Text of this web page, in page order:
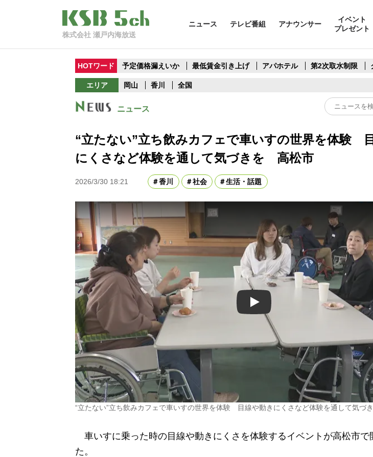
株式会社 瀬戸内海放送
ニュース テレビ番組 アナウンサー
イベント
プレゼント
HOTワード 予定価格漏えいか 最低賃金引き上げ アパホテル 第2次取水制限
エリア 岡山 香川 全国
ニュース
“立たない”立ち飲みカフェで車いすの世界を体験
にくさなど体験を通して気づきを 高松市
2026/3/30 18:21 香川 社会 生活・話題
Play
“立たない”立ち飲みカフェで車いすの世界を体験 目線や動きにくさなど体験を通して気づ
車いすに乗った時の目線や動きにくさを体験するイベントが高松市で
た。